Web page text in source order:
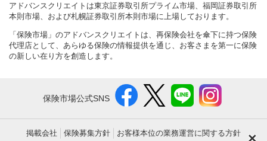
アドバンスクリエイトは東京証券取引所プライム市場、福岡証券取引所
本則市場、および札幌証券取引所本則市場に上場しております。
「保険市場」のアドバンスクリエイトは、再保険会社を傘下に持つ保険
代理店として、あらゆる保険の情報提供を通じ、お客さまを第一に保険
の新しい在り方を創造します。
保険市場公式SNS
掲載会社 保険募集方針 お客様本位の業務運営に関する方針